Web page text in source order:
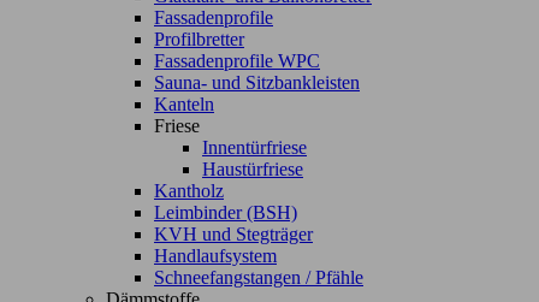
Fassadenprofile
Profilbretter
Fassadenprofile WPC
Sauna- und Sitzbankleisten
Kanteln
Friese
Innentürfriese
Haustürfriese
Kantholz
Leimbinder (BSH)
KVH und Stegträger
Handlaufsystem
Schneefangstangen / Pfähle